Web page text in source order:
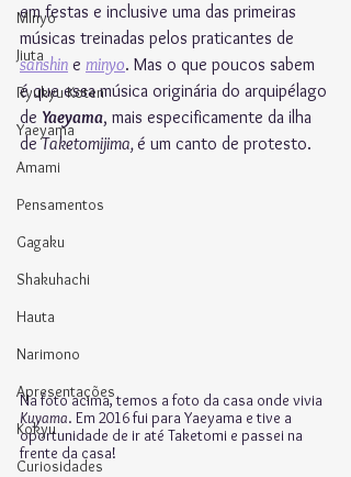
Minyo
Jiuta
Ryukyu Koten
Yaeyama
Amami
Pensamentos
Gagaku
Shakuhachi
Hauta
Narimono
Apresentações
Kokyu
Curiosidades
em festas e inclusive uma das primeiras
músicas treinadas pelos praticantes de
sanshin e minyo. Mas o que poucos sabem
é que essa música originária do arquipélago
de Yaeyama, mais especificamente da ilha
de Taketomijima, é um canto de protesto.
Na foto acima, temos a foto da casa onde vivia
Kuyama. Em 2016 fui para Yaeyama e tive a
oportunidade de ir até Taketomi e passei na
frente da casa!